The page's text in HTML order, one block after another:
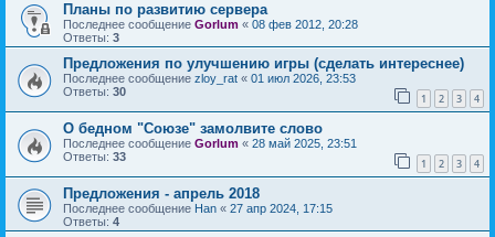
Планы по развитию сервера
Последнее сообщение Gorlum « 08 фев 2012, 20:28
Ответы: 3
Предложения по улучшению игры (сделать интереснее)
Последнее сообщение zloy_rat « 01 июл 2026, 23:53
Ответы: 30 1 2 3 4
О бедном "Союзе" замолвите слово
Последнее сообщение Gorlum « 28 май 2025, 23:51
Ответы: 33 1 2 3 4
Предложения - апрель 2018
Последнее сообщение Han « 27 апр 2024, 17:15
Ответы: 4